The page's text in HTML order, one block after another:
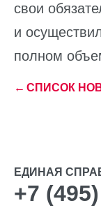
свои
и
полном
← СПИСОК
ЕДИНАЯ
+7